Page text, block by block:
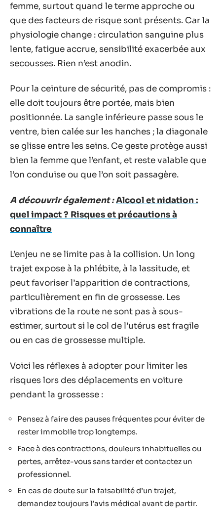
femme, surtout quand le terme approche ou
que des facteurs de risque sont présents. Car la
physiologie change : circulation sanguine plus
lente, fatigue accrue, sensibilité exacerbée aux
secousses. Rien n’est anodin.
Pour la ceinture de sécurité, pas de compromis :
elle doit toujours être portée, mais bien
positionnée. La sangle inférieure passe sous le
ventre, bien calée sur les hanches ; la diagonale
se glisse entre les seins. Ce geste protège aussi
bien la femme que l’enfant, et reste valable que
l’on conduise ou que l’on soit passagère.
A découvrir également :Alcool et nidation :
quel impact ? Risques et précautions à
connaître
L’enjeu ne se limite pas à la collision. Un long
trajet expose à la phlébite, à la lassitude, et
peut favoriser l’apparition de contractions,
particulièrement en fin de grossesse. Les
vibrations de la route ne sont pas à sous-
estimer, surtout si le col de l’utérus est fragile
ou en cas de grossesse multiple.
Voici les réflexes à adopter pour limiter les
risques lors des déplacements en voiture
pendant la grossesse :
Pensez à faire des pauses fréquentes pour éviter de
rester immobile trop longtemps.
Face à des contractions, douleurs inhabituelles ou
pertes, arrêtez-vous sans tarder et contactez un
professionnel.
En cas de doute sur la faisabilité d’un trajet,
demandez toujours l’avis médical avant de partir.